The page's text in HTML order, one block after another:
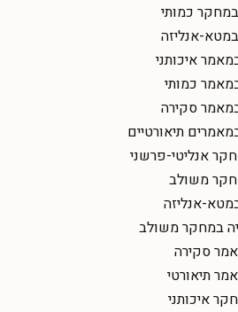
כמותי
אנליזה
איכותני
כמותי
סקירה
תיאורטיים
אנליטי-פרשני
משולב
אנליזה
במחקר משולב
סקירה
תיאורטי
איכותני